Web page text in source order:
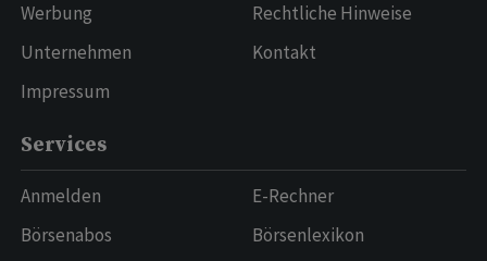
Werbung
Unternehmen
Impressum
Rechtliche Hinweise
Kontakt
Services
Anmelden
Börsenabos
E-Rechner
Börsenlexikon